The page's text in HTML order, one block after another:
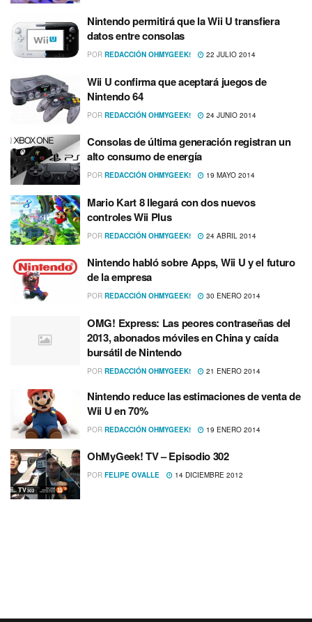
Nintendo permitirá que la Wii U transfiera
datos entre consolas
POR REDACCIÓN OHMYGEEK! 22 JULIO 2014
Wii U confirma que aceptará juegos de
Nintendo 64
POR REDACCIÓN OHMYGEEK! 24 JUNIO 2014
Consolas de última generación registran un
alto consumo de energí­a
POR REDACCIÓN OHMYGEEK! 19 MAYO 2014
Mario Kart 8 llegará con dos nuevos
controles Wii Plus
POR REDACCIÓN OHMYGEEK! 24 ABRIL 2014
Nintendo habló sobre Apps, Wii U y el futuro
de la empresa
POR REDACCIÓN OHMYGEEK! 30 ENERO 2014
OMG! Express: Las peores contraseñas del
2013, abonados móviles en China y caí­da
bursátil de Nintendo
POR REDACCIÓN OHMYGEEK! 21 ENERO 2014
Nintendo reduce las estimaciones de venta de
Wii U en 70%
POR REDACCIÓN OHMYGEEK! 19 ENERO 2014
OhMyGeek! TV – Episodio 302
POR FELIPE OVALLE 14 DICIEMBRE 2012